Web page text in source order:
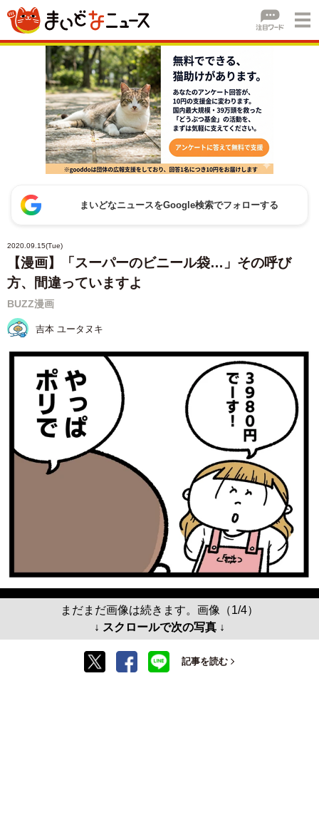
まいどなニュースをGoogle検索でフォローする
2020.09.15(Tue)
【漫画】「スーパーのビニール袋…」その呼び
方、間違っていますよ
BUZZ漫画
吉本 ユータヌキ
まだまだ画像は続きます。画像（1/4）
↓ スクロールで次の写真 ↓
記事を読む